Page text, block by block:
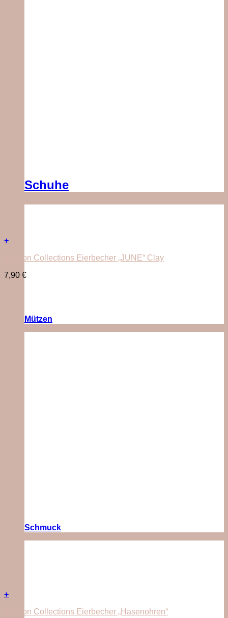
Schuhe
Mützen
Schmuck
+
Bastion Collections Eierbecher „JUNE“ Clay
7,90 €
+
Bastion Collections Eierbecher „Hasenohren“